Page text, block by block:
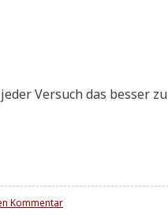
Ver­such das bes­ser zu
Kommentarzu